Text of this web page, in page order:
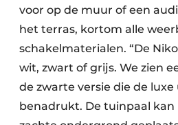
voor op de muur of een
het terras, kortom alle
schakelmaterialen. “De
wit, zwart of grijs. We zien
de zwarte versie die de
benadrukt. De tuinpaal kan